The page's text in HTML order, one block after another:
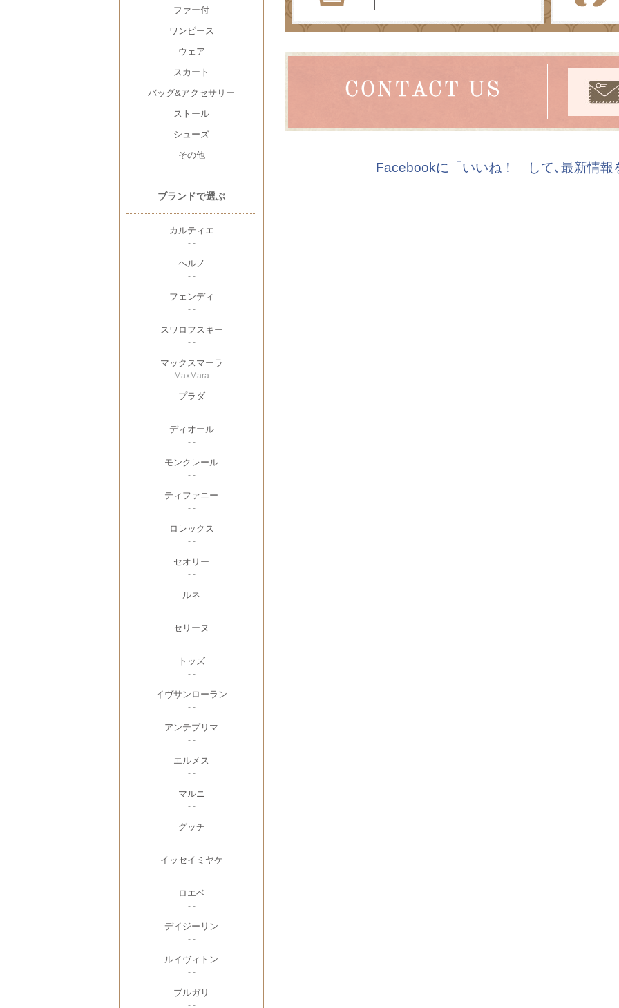
Facebookに「いいね！」して､最新情報
ファー付
ワンピース
ウェア
スカート
バッグ&アクセサリー
ストール
シューズ
その他
ブランドで選ぶ
カルティエ
- -
ヘルノ
- -
フェンディ
- -
スワロフスキー
- -
マックスマーラ
- MaxMara -
プラダ
- -
ディオール
- -
モンクレール
- -
ティファニー
- -
ロレックス
- -
セオリー
- -
ルネ
- -
セリーヌ
- -
トッズ
- -
イヴサンローラン
- -
アンテプリマ
- -
エルメス
- -
マルニ
- -
グッチ
- -
イッセイミヤケ
- -
ロエベ
- -
デイジーリン
- -
ルイヴィトン
- -
ブルガリ
- -